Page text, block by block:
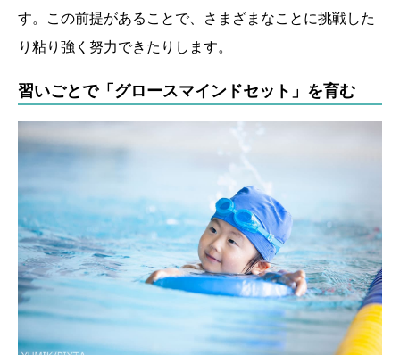
す。この前提があることで、さまざまなことに挑戦した
り粘り強く努力できたりします。
習いごとで「グロースマインドセット」を育む